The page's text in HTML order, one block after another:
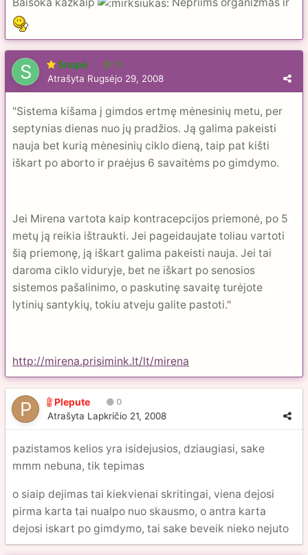
Snapė 13
Atrašyta Rugsėjo 29, 2008
"Sistema kišama į gimdos ertmę mėnesinių metu, per
septynias dienas nuo jų pradžios. Ją galima pakeisti
nauja bet kurią mėnesinių ciklo dieną, taip pat kišti
iškart po aborto ir praėjus 6 savaitėms po gimdymo.
Jei Mirena vartota kaip kontracepcijos priemonė, po 5
metų ją reikia ištraukti. Jei pageidaujate toliau vartoti
šią priemonę, ją iškart galima pakeisti nauja. Jei tai
daroma ciklo viduryje, bet ne iškart po senosios
sistemos pašalinimo, o paskutinę savaitę turėjote
lytinių santykių, tokiu atveju galite pastoti."
http://mirena.prisimink.lt/lt/mirena
Plepute 0
Atrašyta Lapkričio 21, 2008
pazistamos kelios yra isidejusios, dziaugiasi, sake
mmm nebuna, tik tepimas
o siaip dejimas tai kiekvienai skritingai, viena dejosi
pirma karta tai nualpo nuo skausmo, o antra karta
dejosi iskart po gimdymo, tai sake beveik nieko nejuto